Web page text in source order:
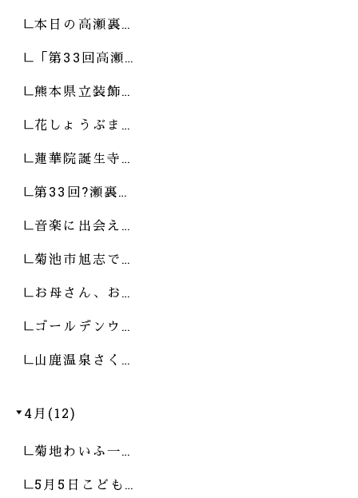
本日の高瀬裏…
「第33回高瀬…
熊本県立装飾…
花しょうぶま…
蓮華院誕生寺…
第33回?瀬裏…
音楽に出会え…
菊池市旭志で…
お母さん、お…
ゴールデンウ…
山鹿温泉さく…
4月(12)
菊地わいふ一…
5月5日こども…